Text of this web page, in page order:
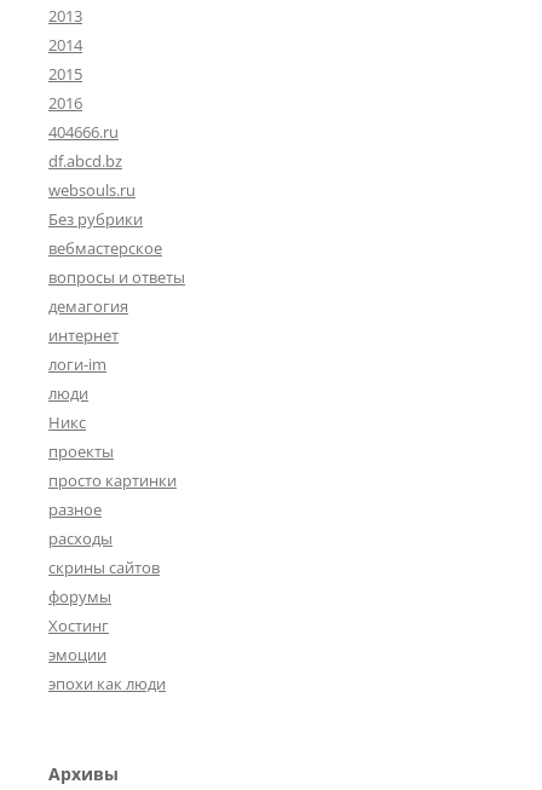
2013
2014
2015
2016
404666.ru
df.abcd.bz
websouls.ru
Без рубрики
вебмастерское
вопросы и ответы
демагогия
интернет
логи-im
люди
Никс
проекты
просто картинки
разное
расходы
скрины сайтов
форумы
Хостинг
эмоции
эпохи как люди
Архивы